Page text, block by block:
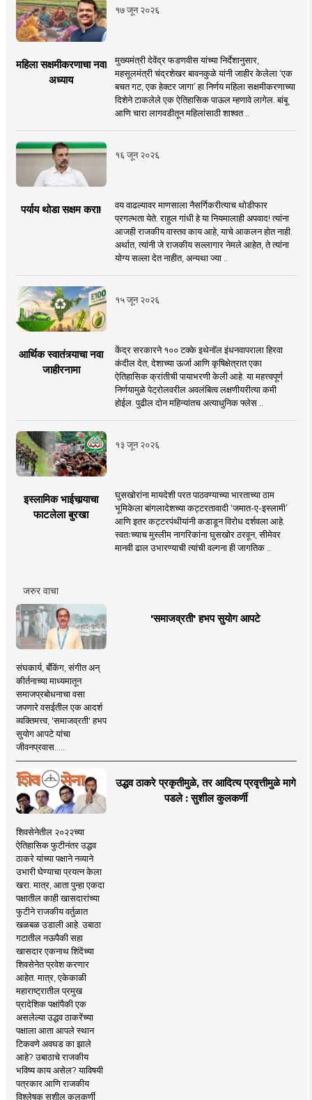
१७ जून २०२६
महिला सक्षमीकरणाचा नवा
अध्याय
मुख्यमंत्री देवेंद्र फडणवीस यांच्या निर्देशानुसार,
महसूलमंत्री चंद्रशेखर बावनकुळे यांनी जाहीर केलेला ‘एक
बचत गट, एक हेक्टर जागा’ हा निर्णय महिला सक्षमीकरणाच्या
दिशेने टाकलेले एक ऐतिहासिक पाऊल म्हणावे लागेल. बांबू
आणि चारा लागवडीतून महिलांसाठी शाश्वत ..
१६ जून २०२६
पर्याय थोडा सक्षम करा!
वय वाढल्यावर माणसाला नैसर्गिकरीत्याच थोडीफार
प्रगल्भता येते. राहुल गांधी हे या नियमालाही अपवाद! त्यांना
आजही राजकीय वास्तव काय आहे, याचे आकलन होत नाही.
अर्थात, त्यांनी जे राजकीय सल्लागार नेमले आहेत, ते त्यांना
योग्य सल्ला देत नाहीत, अन्यथा ज्या ..
१५ जून २०२६
आर्थिक स्वातंत्र्याचा नवा
जाहीरनामा
केंद्र सरकारने १०० टक्के इथेनॉल इंधनवापराला हिरवा
कंदील देत, देशाच्या ऊर्जा आणि कृषिक्षेत्रात एका
ऐतिहासिक क्रांतीची पायाभरणी केली आहे. या महत्त्वपूर्ण
निर्णयामुळे पेट्रोलवरील अवलंबित्व लक्षणीयरीत्या कमी
होईल. पुढील दोन महिन्यांतच अत्याधुनिक फ्लेस ..
१३ जून २०२६
इस्लामिक भाईचार्‍याचा
फाटलेला बुरखा
घुसखोरांना मायदेशी परत पाठवण्याच्या भारताच्या ठाम
भूमिकेला बांगलादेशच्या कट्टरतावादी ‘जमात-ए-इस्लामी’
आणि इतर कट्टरपंथीयांनी कडाडून विरोध दर्शवला आहे.
स्वतःच्याच मुस्लीम नागरिकांना घुसखोर ठरवून, सीमेवर
मानवी ढाल उभारण्याची त्यांची वल्गना ही जागतिक ..
जरुर वाचा
'समाजव्रती' हभप सुयोग आपटे
संघकार्य, बँकिंग, संगीत अन्
कीर्तनाच्या माध्यमातून
समाजप्रबोधनाचा वसा
जपणारे वसईतील एक आदर्श
व्यक्तिमत्त्व, 'समाजव्रती' हभप
सुयोग आपटे यांचा
जीवनप्रवास.....
उद्धव ठाकरे प्रकृतीमुळे, तर आदित्य प्रवृत्तीमुळे मागे
पडले : सुशील कुलकर्णी
शिवसेनेतील २०२२च्या
ऐतिहासिक फुटीनंतर उद्धव
ठाकरे यांच्या पक्षाने नव्याने
उभारी घेण्याचा प्रयत्न केला
खरा. मात्र, आता पुन्हा एकदा
पक्षातील काही खासदारांच्या
फुटीने राजकीय वर्तुळात
खळबळ उडाली आहे. उबाठा
गटातील नऊपैकी सहा
खासदार एकनाथ शिंदेंच्या
शिवसेनेत प्रवेश करणार
आहेत. मात्र, एकेकाळी
महाराष्ट्रातील प्रमुख
प्रादेशिक पक्षांपैकी एक
असलेल्या उद्धव ठाकरेंच्या
पक्षाला आता आपले स्थान
टिकवणे अवघड का झाले
आहे? उबाठाचे राजकीय
भविष्य काय असेल? याविषयी
पत्रकार आणि राजकीय
विश्लेषक सुशील कुलकर्णी